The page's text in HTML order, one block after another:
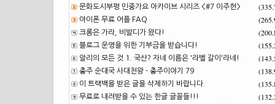
문화도시부평 민중가요 아카이브 시리즈 <#7 이주헌>
아이폰 무료 어플 FAQ
크롬은 가라, 비발디가 왔다!
블로그 운영을 위한 기부금을 받습니다!
알리의 모든 것 1. 국산? 자네 이름은 '라벨 갈이'라네!
충주 순대국 사대천왕 - 충주이야기 79
이 트랙백을 받은 글을 삭제하기 바랍니다.
무료로 내려받을 수 있는 한글 글꼴들!!!